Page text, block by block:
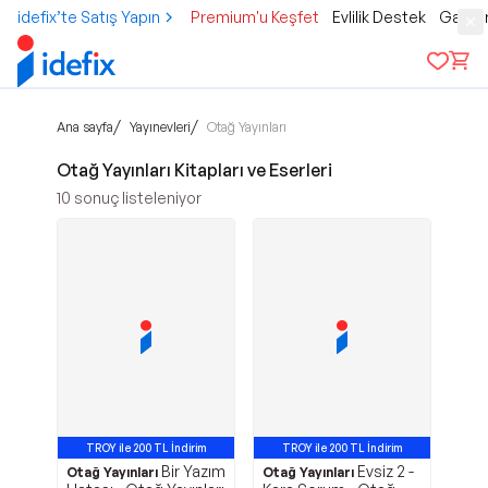
idefix’te Satış Yapın Premium'u Keşfet Evlilik Destek
Ana sayfa/ Yayınevleri/ Otağ Yayınları
Otağ Yayınları Kitapları ve Eserleri
10 sonuç listeleniyor
TROY ile 200 TL İndirim
Otağ Yayınları Bir Yazım
TROY ile 200 TL İndirim
Otağ Yayınları Evsiz 2 -